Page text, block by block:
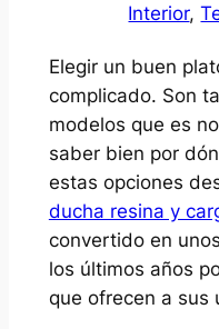
Interior,
Elegir un buen
complicado. Son
modelos que es
saber bien por
estas opciones
ducha resina y
convertido en
los últimos años
que ofrecen a sus